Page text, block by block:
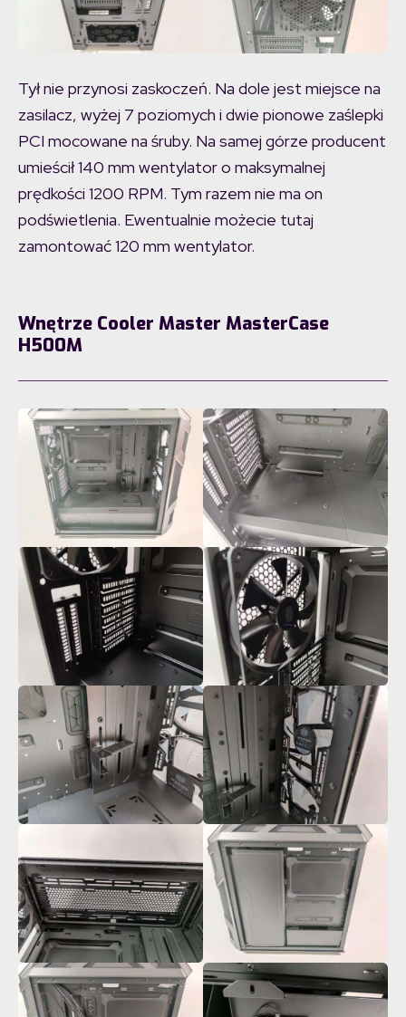
Tył nie przynosi zaskoczeń. Na dole jest miejsce na
zasilacz, wyżej 7 poziomych i dwie pionowe zaślepki
PCI mocowane na śruby. Na samej górze producent
umieścił 140 mm wentylator o maksymalnej
prędkości 1200 RPM. Tym razem nie ma on
podświetlenia. Ewentualnie możecie tutaj
zamontować 120 mm wentylator.
Wnętrze Cooler Master MasterCase
H500M